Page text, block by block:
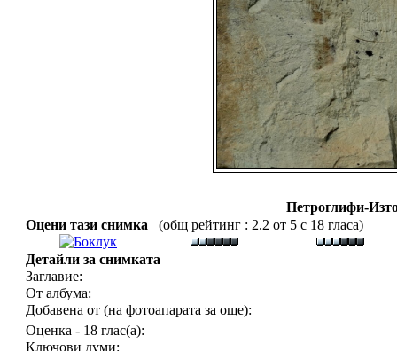
Петроглифи-
Оцени тази снимка
(общ рейтинг : 2.2 от 5 с 18 гласа)
Детайли за снимката
Заглавие:
От албума:
Добавена от (на фотоапарата за още):
Оценка - 18 глас(а):
Ключови думи: